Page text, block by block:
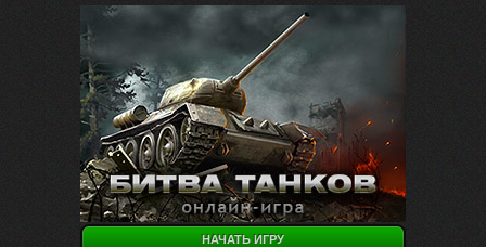
НАЧАТЬ ИГРУ